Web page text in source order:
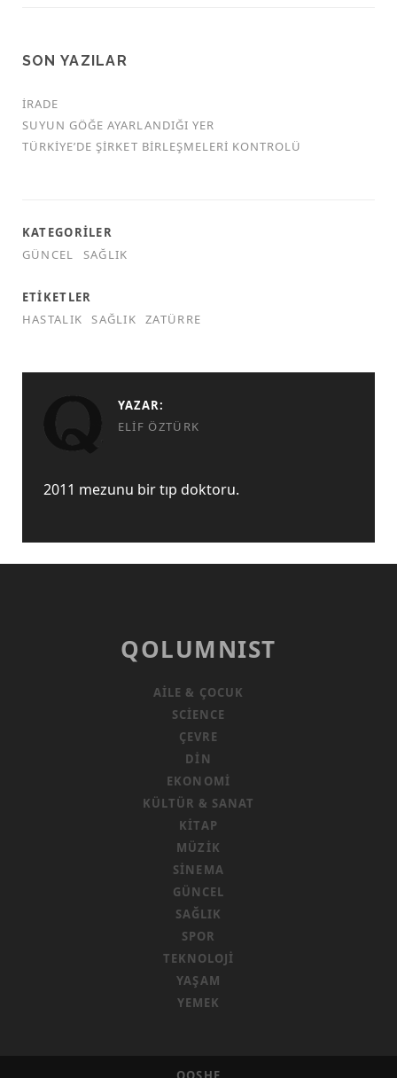
SON YAZILAR
İRADE
SUYUN GÖĞE AYARLANDIĞI YER
TÜRKİYE’DE ŞİRKET BİRLEŞMELERİ KONTROLÜ
KATEGORILER
GÜNCEL
SAĞLIK
ETIKETLER
HASTALIK
SAĞLIK ZATÜRRE
YAZAR:
ELIF ÖZTÜRK
2011 mezunu bir tıp doktoru.
QOLUMNIST
AILE & ÇOCUK
SCIENCE
ÇEVRE
DIN
EKONOMI
KÜLTÜR & SANAT
KITAP
MÜZIK
SINEMA
GÜNCEL
SAĞLIK
SPOR
TEKNOLOJI
YAŞAM
YEMEK